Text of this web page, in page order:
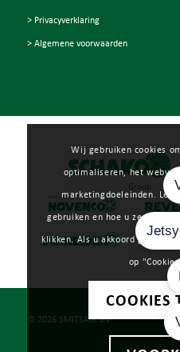
> Privacyverklaring
> Algemene voorwaarden
© 2026 SMITSAIR BV
Wij gebruiken cookies
optimaliseren, het
marketingdoeleinden.
gebruiken en hoe u ze kunt
klikken. Als u akkoord gaat
op
COOKIES